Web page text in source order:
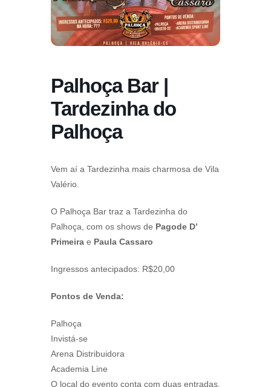
Palhoça Bar |
Tardezinha do
Palhoça
Vem aí a Tardezinha mais charmosa de Vila
Valério.
O Palhoça Bar traz a Tardezinha do
Palhoça, com os shows de Pagode D’
Primeira e Paula Cassaro
Ingressos antecipados: R$20,00
Pontos de Venda:
Palhoça
Invistá-se
Arena Distribuidora
Academia Line
O local do evento conta com duas entradas.